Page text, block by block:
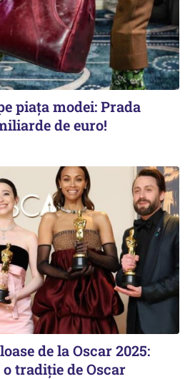
piața modei: Prada
de euro!
de la Oscar 2025:
tradiție de Oscar